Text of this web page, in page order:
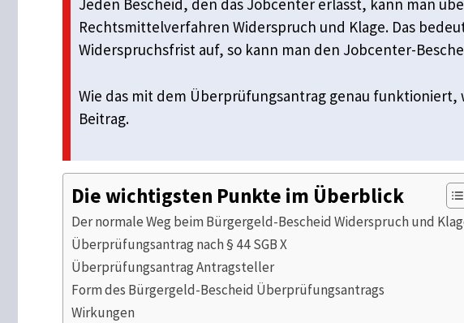
Jeden Bescheid, den das Jobcenter erlässt, kann man
Rechtsmittelverfahren Widerspruch und Klage. Das
Widerspruchsfrist auf, so kann man den Jobcenter-
Wie das mit dem Überprüfungsantrag genau
Beitrag.
Die wichtigsten Punkte im Überblick
Der normale Weg beim Bürgergeld-Bescheid Widerspruch und
Überprüfungsantrag nach § 44 SGB X
Überprüfungsantrag Antragsteller
Form des Bürgergeld-Bescheid Überprüfungsantrags
Wirkungen